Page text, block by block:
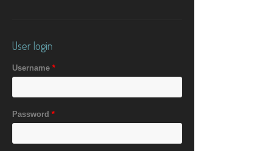
User login
Username *
Password *